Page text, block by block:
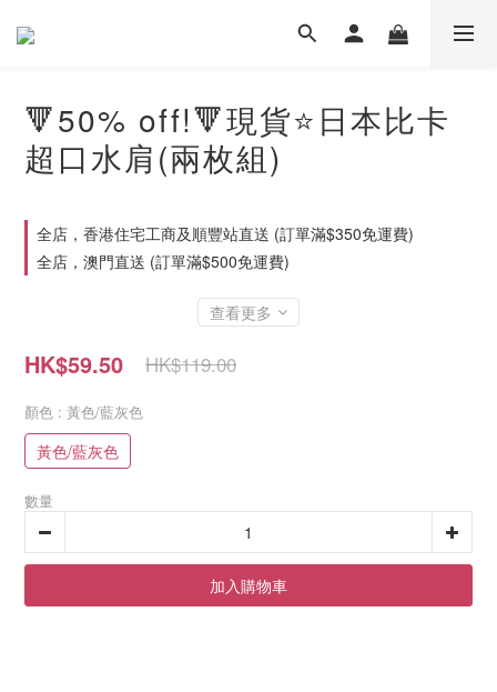
🔻50% off!🔻現貨⭐日本比卡
超口水肩(兩枚組)
全店，香港住宅工商及順豐站直送 (訂單滿$350免運費)
全店，澳門直送 (訂單滿$500免運費)
查看更多
HK$59.50 HK$119.00
顏色 : 黃色/藍灰色
黃色/藍灰色
數量
加入購物車